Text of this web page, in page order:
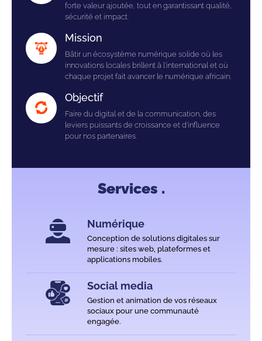
forte valeur ajoutée, tout en garantissant qualité,
sécurité et impact.
Mission
Bâtir un écosystème numérique solide où les
innovations locales brillent à l'international et où
chaque projet fait avancer le numérique africain.
Objectif
Faire du digital et de la communication, des
leviers puissants de croissance et d'influence
pour nos partenaires.
Services .
Numérique
Conception de solutions digitales sur
mesure : sites web, plateformes et
applications mobiles.
Social media
Gestion et animation de vos réseaux
sociaux pour une communauté
engagée.